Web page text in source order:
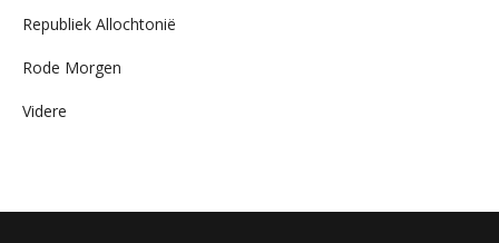
Republiek Allochtonië
Rode Morgen
Videre